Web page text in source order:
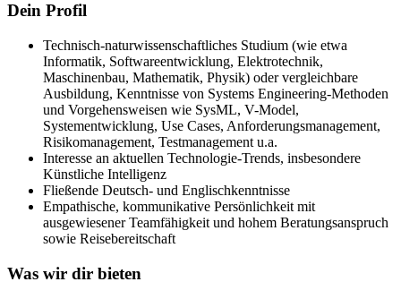
Dein Profil
Technisch-naturwissenschaftliches Studium (wie etwa
Informatik, Softwareentwicklung, Elektrotechnik,
Maschinenbau, Mathematik, Physik) oder vergleichbare
Ausbildung, Kenntnisse von Systems Engineering-Methoden
und Vorgehensweisen wie SysML, V-Model,
Systementwicklung, Use Cases, Anforderungsmanagement,
Risikomanagement, Testmanagement u.a.
Interesse an aktuellen Technologie-Trends, insbesondere
Künstliche Intelligenz
Fließende Deutsch- und Englischkenntnisse
Empathische, kommunikative Persönlichkeit mit
ausgewiesener Teamfähigkeit und hohem Beratungsanspruch
sowie Reisebereitschaft
Was wir dir bieten